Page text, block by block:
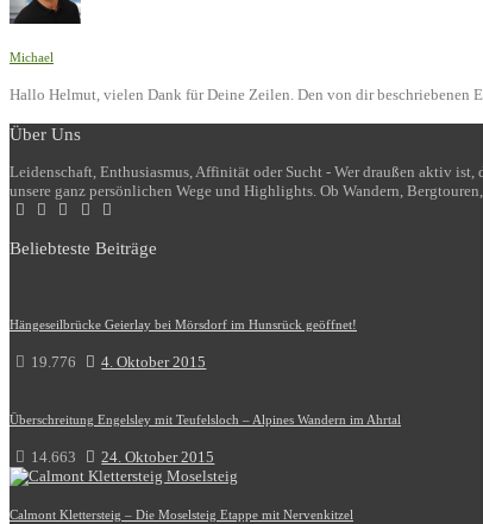
Michael
Hallo Helmut, vielen Dank für Deine Zeilen. Den von dir
Über Uns
Leidenschaft, Enthusiasmus, Affinität oder Sucht - Wer draußen aktiv
unsere ganz persönlichen Wege und Highlights. Ob Wandern,
Beliebteste Beiträge
Hängeseilbrücke Geierlay bei Mörsdorf im Hunsrück geöffnet!
19.776 4. Oktober 2015
Überschreitung Engelsley mit Teufelsloch – Alpines Wandern im Ahrtal
14.663 24. Oktober 2015
Calmont Klettersteig – Die Moselsteig Etappe mit Nervenkitzel